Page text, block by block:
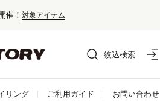
催！ 対象アイテム
絞込検索
リング ご利用ガイド お問い合わせ